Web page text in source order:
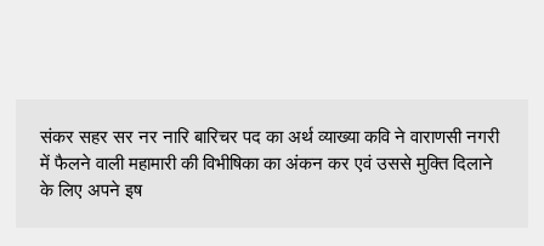
संकर सहर सर नर नारि बारिचर पद का अर्थ व्याख्या कवि ने वाराणसी नगरी
में फैलने वाली महामारी की विभीषिका का अंकन कर एवं उससे मुक्ति दिलाने
के लिए अपने इष